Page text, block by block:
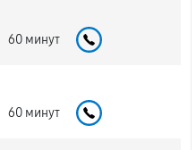
60 минут
60 минут